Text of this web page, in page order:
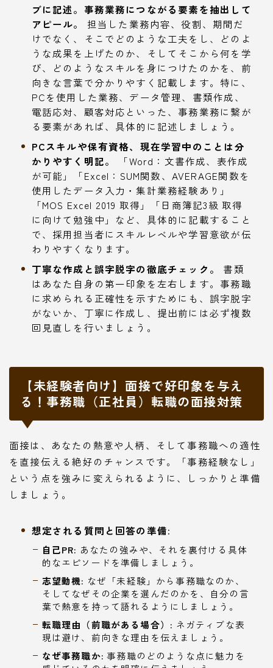
ブに記述。事務業務につながる要素を抽出して
アピール。
担当した業務内容、役割、期間だ
けでなく、そこでどのような工夫をし、どのよ
うな成果を上げたのか、そしてそこから何を学
び、どのようなスキルを身につけたのかを、前
向きな言葉で分かりやすく記載します。特に、
PCを使用した業務、データ管理、書類作成、
電話応対、顧客対応といった、事務業務に繋が
る要素があれば、具体的に記述しましょう。
PCスキルや保有資格、現在学習中のことは分
かりやすく明記。
「Word：文書作成、表作成
が可能」「Excel：SUM関数、AVERAGE関数を
使用したデータ入力・集計業務経験あり」
「MOS Excel 2019 取得」「日商簿記3級 取得
に向けて勉強中」など、具体的に記載すること
で、採用担当者にスキルレベルや学習意欲が伝
わりやすくなります。
丁寧な作成と誤字脱字の徹底チェック。
書類
はあなた自身の第一印象を左右します。事務職
に求められる正確性を示すためにも、誤字脱字
がないか、丁寧に作成し、提出前には必ず複数
回見直しを行いましょう。
【未経験者向け】面接で好印象を与え
る！事務職（正社員）転職の面接対策
面接は、あなたの熱意や人柄、そして事務職への適性
を直接伝える絶好のチャンスです。「事務経験なし」
という点を強みに変えられるように、しっかりと準備
しましょう。
想定される質問と回答の準備:
自己PR: あなたの強みや、それを裏付ける具体
的なエピソードを準備しましょう。
志望動機: なぜ「未経験」から事務職なのか、
そしてなぜその企業を選んだのかを、自分の言
葉で熱意を持って語れるようにしましょう。
転職理由（前職がある場合）: ネガティブな表
現は避け、前向きな理由を伝えましょう。
なぜ事務職か: 事務職のどのような点に魅力を